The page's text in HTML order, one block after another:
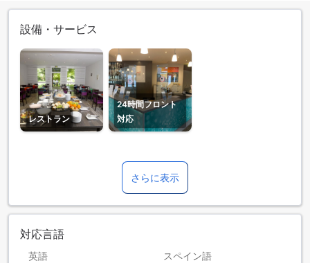
設備・サービス
レストラン
24時間フロント
対応
さらに表示
対応言語
英語 スペイン語